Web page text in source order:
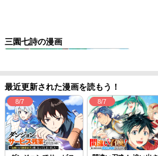
三園七詩の漫画
最近更新された漫画を読もう！
8/7 8/7